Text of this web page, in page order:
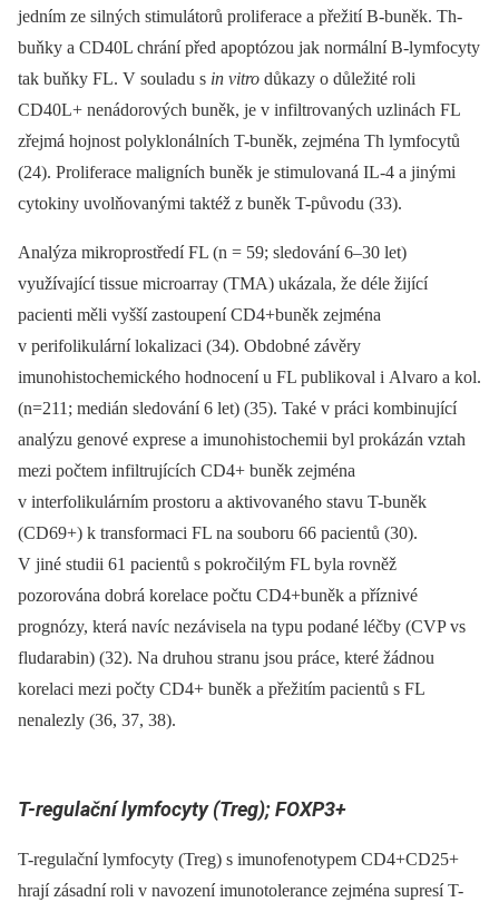
jedním ze silných stimulátorů proliferace a přežití B-buněk. Th-
buňky a CD40L chrání před apoptózou jak normální B-lymfocyty
tak buňky FL. V souladu s in vitro důkazy o důležité roli
CD40L+ nenádorových buněk, je v infiltrovaných uzlinách FL
zřejmá hojnost polyklonálních T-buněk, zejména Th lymfocytů
(24). Proliferace maligních buněk je stimulovaná IL-4 a jinými
cytokiny uvolňovanými taktéž z buněk T-původu (33).
Analýza mikroprostředí FL (n = 59; sledování 6–30 let)
využívající tissue microarray (TMA) ukázala, že déle žijící
pacienti měli vyšší zastoupení CD4+buněk zejména
v perifolikulární lokalizaci (34). Obdobné závěry
imunohistochemického hodnocení u FL publikoval i Alvaro a kol.
(n=211; medián sledování 6 let) (35). Také v práci kombinující
analýzu genové exprese a imunohistochemii byl prokázán vztah
mezi počtem infiltrujících CD4+ buněk zejména
v interfolikulárním prostoru a aktivovaného stavu T-buněk
(CD69+) k transformaci FL na souboru 66 pacientů (30).
V jiné studii 61 pacientů s pokročilým FL byla rovněž
pozorována dobrá korelace počtu CD4+buněk a příznivé
prognózy, která navíc nezávisela na typu podané léčby (CVP vs
fludarabin) (32). Na druhou stranu jsou práce, které žádnou
korelaci mezi počty CD4+ buněk a přežitím pacientů s FL
nenalezly (36, 37, 38).
T-regulační lymfocyty (Treg); FOXP3+
T-regulační lymfocyty (Treg) s imunofenotypem CD4+CD25+
hrají zásadní roli v navození imunotolerance zejména supresí T-